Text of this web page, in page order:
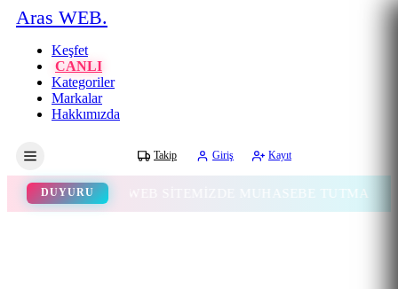
Aras WEB.
Keşfet
CANLI
Kategoriler
Markalar
Hakkımızda
Takip Giriş Kayıt
DUYURU WEB SİTEMİZDE MUHASEBE TUTMA